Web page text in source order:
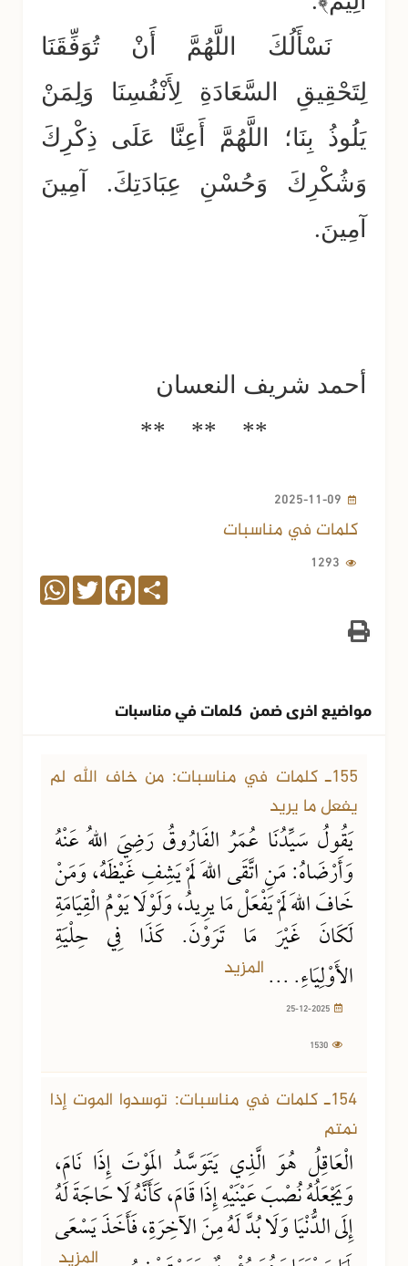
نَسْأَلُكَ اللَّهُمَّ أَنْ تُوَفِّقَنَا
لِتَحْقِيقِ السَّعَادَةِ لِأَنْفُسِنَا وَلِمَنْ
يَلُوذُ بِنَا؛ اللَّهُمَّ أَعِنَّا عَلَى ذِكْرِكَ
وَشُكْرِكَ وَحُسْنِ عِبَادَتِكَ. آمِينَ
آمِينَ.
أحمد شريف النعسان
** ** **
2025-11-09
كلمات في مناسبات
1293
Share
Facebook
Twitter
WhatsApp
مواضيع اخرى ضمن كلمات في مناسبات
155ـ كلمات في مناسبات: من خاف الله لم
يفعل ما يريد
يَقُولُ سَيِّدُنَا عُمَرُ الفَارُوقُ رَضِيَ اللهُ عَنْهُ
وَأَرْضَاهُ: مَنِ اتَّقَى اللهَ لَمْ يَشِفِ غَيْظَهُ، وَمَنْ
خَافَ اللهَ لَمْ يَفْعَلْ مَا يرِيدُ، وَلَوْلَا يَوْمُ الْقِيَامَةِ
لَكَانَ غَيْرَ مَا تَرَوْنَ. كَذَا فِي حِلْيَةِ
الأَوْلِيَاءِ. ... المزيد
154ـ كلمات في مناسبات: توسدوا الموت إذا
نمتم
الْعَاقِلُ هُوَ الَّذِي يَتَوَسَّدُ المَوْتَ إِذَا نَامَ،
وَيَجْعَلُهُ نُصْبَ عَيْنَيْهِ إِذَا قَامَ، كَأَنَّهُ لَا حَاجَةَ لَهُ
إِلَى الدُّنْيَا وَلَا بُدَّ لَهُ مِنَ الآخِرَةِ، فَأَخَذَ يَسْعَى
المزيد